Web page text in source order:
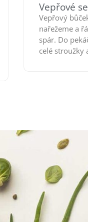
Vepřové
Vepřový
nařežeme a
spár. Do
celé stroužky